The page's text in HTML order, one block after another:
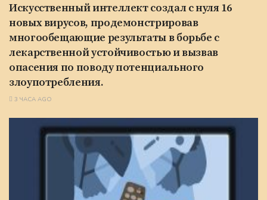
Искусственный интеллект создал с нуля 16
новых вирусов, продемонстрировав
многообещающие результаты в борьбе с
лекарственной устойчивостью и вызвав
опасения по поводу потенциального
злоупотребления.
3 ЧАСА AGO